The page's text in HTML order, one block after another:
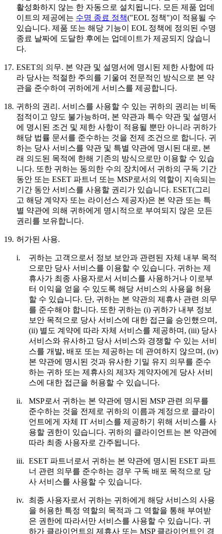
활성화하지 않는 한 자동으로 설치됩니다. 모든 제품 업데
이트의 제공에는 수명 종료 정책("EOL 정책")이 적용될 수
있습니다. 제품 또는 해당 기능이 EOL 정책에 정의된 수명
종료 날짜에 도달한 후에는 업데이트가 제공되지 않습니
다.
17. ESET의 의무. 본 약관 및 설명서에 명시된 제한 사항에 따
라 당사는 적절한 주의를 기울여 전문적인 방식으로 본 약
관을 준수하여 귀하에게 서비스를 제공합니다.
18. 귀하의 권리. 서비스를 사용할 수 있는 귀하의 권리는 비독
점적이고 양도 불가능하며, 본 약관과 특수 약관 및 설명서
에 명시된 조건 및 제한 사항이 적용될 뿐만 아니라 귀하가
해당 법률 문서를 준수하는 것을 전제 조건으로 합니다. 귀
하는 당사 서비스를 약관 및 특별 약관에 명시된 대로, 본
래 의도된 목적에 한해 기존의 방식으로만 이용할 수 있습
니다. 또한 귀하는 동의한 수의 장치에서 귀하의 구독 기간
동안 또는 ESET 파트너 또는 MSP로서의 역할이 지속되는
기간 동안 서비스를 사용할 권리가 있습니다. ESET(그리
고 해당 계약자 또는 라이선스 제공자)은 본 약관 또는 특
별 약관에 의해 귀하에게 명시적으로 부여되지 않은 모든
권리를 보유합니다.
19. 허가된 사용.
i.
귀하는 고객으로서 정보 보안과 관련된 자체 내부 목적
으로만 당사 서비스를 이용할 수 있습니다. 귀하는 제
휴사가 최종 사용자로서 서비스를 사용하거나 이로부
터 이익을 얻을 수 있도록 해당 서비스의 사용을 허용
할 수 있습니다. 단, 귀하는 본 약관의 제휴사 관련 의무
를 준수해야 합니다. 또한 귀하는 (i) 귀하가 내부 정보
보안 목적으로 당사 서비스에 대한 접근을 승인했으며,
(ii) 별도 계약에 따라 자체 서비스를 제공하며, (iii) 당사
서비스와 유사하고 당사 서비스와 경쟁할 수 있는 서비
스를 개발, 배포 또는 제공하는 데 관여하지 않으며, (iv)
본 약관에 명시된 것과 유사한 기밀 유지 의무를 준수
하는 귀하 또는 제휴사의 제3자 계약자에게 당사 서비
스에 대한 접근을 허용할 수 있습니다.
ii.
MSP로서 귀하는 본 약관에 명시된 MSP 관련 의무를
준수하는 것을 전제로 귀하의 이름과 계정으로 클라이
언트에게 자체 IT 서비스를 제공하기 위해 서비스를 사
용할 권한이 있습니다. 귀하의 클라이언트는 본 약관에
따라 최종 사용자로 간주됩니다.
iii. ESET 파트너로서 귀하는 본 약관에 명시된 ESET 파트
너 관련 의무를 준수하는 경우 구독 배포 목적으로 당
사 서비스를 사용할 수 있습니다.
iv.
최종 사용자로서 귀하는 귀하에게 해당 서비스의 사용
을 허용한 특정 역할의 목적과 그 역할을 통해 부여받
은 권한에 따라서만 서비스를 사용할 수 있습니다. 귀
하가 클라이언트의 제휴사 또는 MSP 클라이언트인 경